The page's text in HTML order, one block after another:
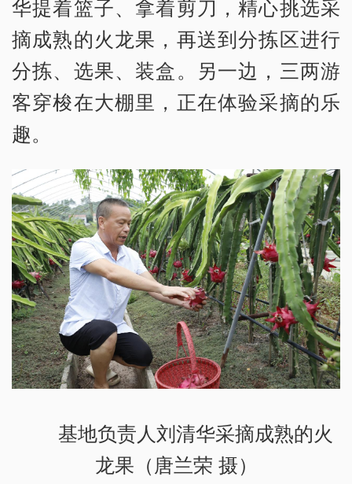
华提着篮子、拿着剪刀，精心挑选采
摘成熟的火龙果，再送到分拣区进行
分拣、选果、装盒。另一边，三两游
客穿梭在大棚里，正在体验采摘的乐
趣。
基地负责人刘清华采摘成熟的火
龙果（唐兰荣 摄）